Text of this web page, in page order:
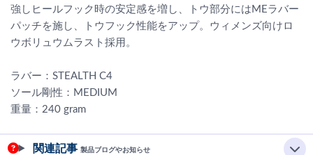
強しヒールフック時の安定感を増し、トウ部分にはMEラバー
パッチを施し、トウフック性能をアップ。ウィメンズ向けロ
ウボリュウムラスト採用。
ラバー：STEALTH C4
ソール剛性：MEDIUM
重量：240 gram
関連記事 製品ブログやお知らせ